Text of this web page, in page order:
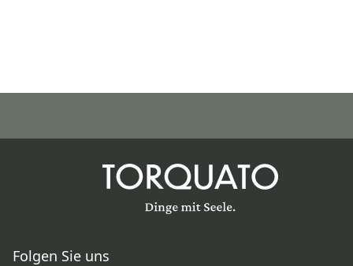
Folgen Sie uns